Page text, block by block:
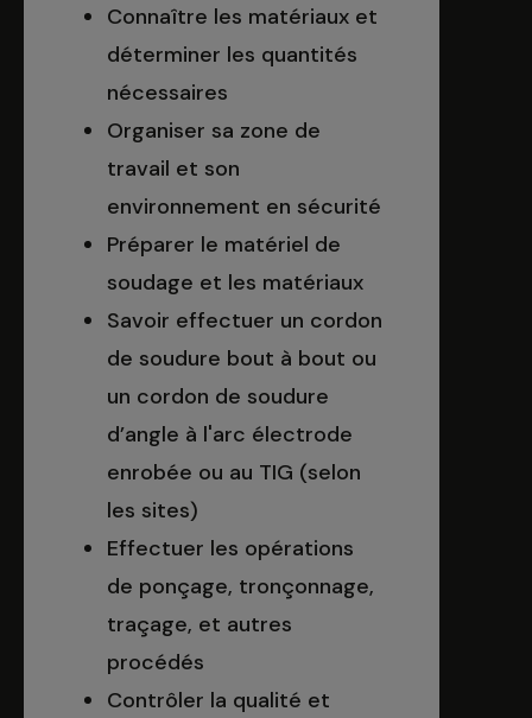
Connaître les matériaux et
déterminer les quantités
nécessaires
Organiser sa zone de
travail et son
environnement en sécurité
Préparer le matériel de
soudage et les matériaux
Savoir effectuer un cordon
de soudure bout à bout ou
un cordon de soudure
d’angle à l'arc électrode
enrobée ou au TIG (selon
les sites)
Effectuer les opérations
de ponçage, tronçonnage,
traçage, et autres
procédés
Contrôler la qualité et